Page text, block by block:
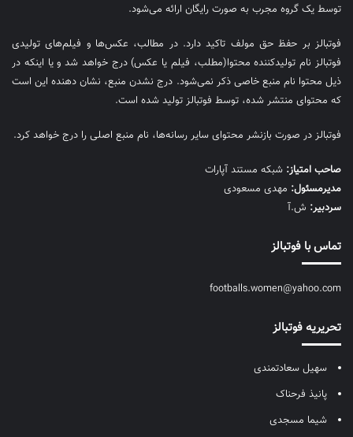
توسط یک گروه مجرب به صورت رایگان ارائه می‌شود.
فوتبالز بر حفظ حق مولف تاکید دارد. در مطالب، عکس‌ها و فیلم‌های تولیدی
فوتبالز نام تولیدکننده محتوا(مطلب، فیلم یا عکس) درج خواهد شد و یا اینکه در
ذیل محتوا نام منبع خاصی ذکر نمی‌‎شود. درج نشدن منبع، نشان دهنده این است
که محتوای منتشر شده، توسط فوتبالز تولید شده است.
فوتبالز در صورت بازنشر محتوای سایر رسانه‌ها، نام منبع اصلی را درج خواهد کرد.
صاحب امتیاز: شبکه مستند آپارات
مديرمسئول: مهدی مسعودی
سردبیر: ش.آ
تماس با فوتبالز
footballs.women@yahoo.com
تحریریه فوتبالز
سهیل سعادتمندی
پانیذ فرحناک
شیما مسجدی